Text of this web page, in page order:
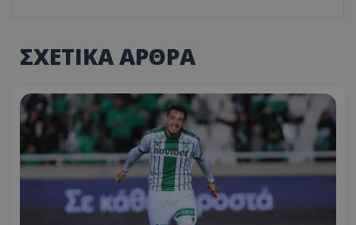
ΣΧΕΤΙΚΑ ΑΡΘΡΑ